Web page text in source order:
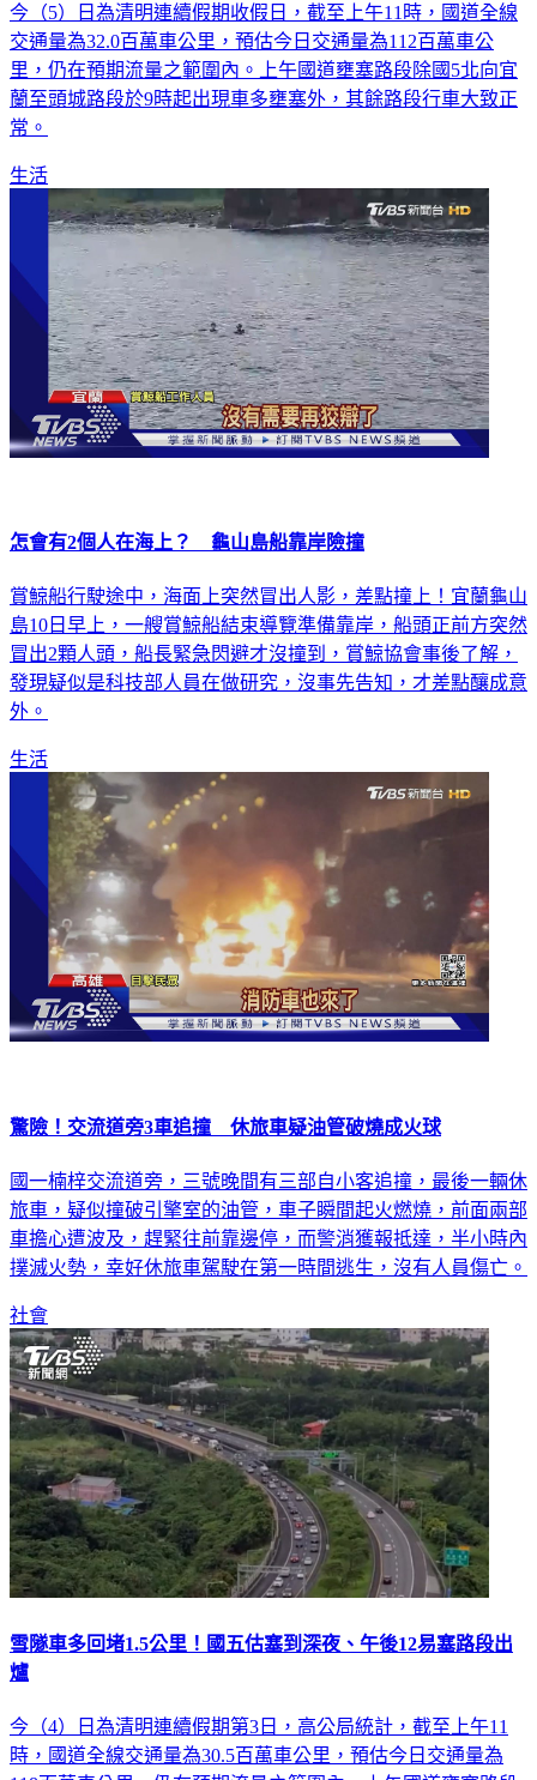
今（5）日為清明連續假期收假日，截至上午11時，國道全線
交通量為32.0百萬車公里，預估今日交通量為112百萬車公
里，仍在預期流量之範圍內。上午國道壅塞路段除國5北向宜
蘭至頭城路段於9時起出現車多壅塞外，其餘路段行車大致正
常。
生活
怎會有2個人在海上？ 龜山島船靠岸險撞
賞鯨船行駛途中，海面上突然冒出人影，差點撞上！宜蘭龜山
島10日早上，一艘賞鯨船結束導覽準備靠岸，船頭正前方突然
冒出2顆人頭，船長緊急閃避才沒撞到，賞鯨協會事後了解，
發現疑似是科技部人員在做研究，沒事先告知，才差點釀成意
外。
生活
驚險！交流道旁3車追撞 休旅車疑油管破燒成火球
國一楠梓交流道旁，三號晚間有三部自小客追撞，最後一輛休
旅車，疑似撞破引擎室的油管，車子瞬間起火燃燒，前面兩部
車擔心遭波及，趕緊往前靠邊停，而警消獲報抵達，半小時內
撲滅火勢，幸好休旅車駕駛在第一時間逃生，沒有人員傷亡。
社會
雪隧車多回堵1.5公里！國五估塞到深夜、午後12易塞路段出
爐
今（4）日為清明連續假期第3日，高公局統計，截至上午11
時，國道全線交通量為30.5百萬車公里，預估今日交通量為